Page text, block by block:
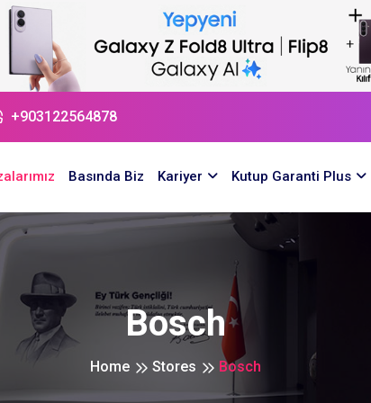
+903122564878
Basında Biz Kariyer Kutup Garanti Plus
Bosch
Home Stores Bosch